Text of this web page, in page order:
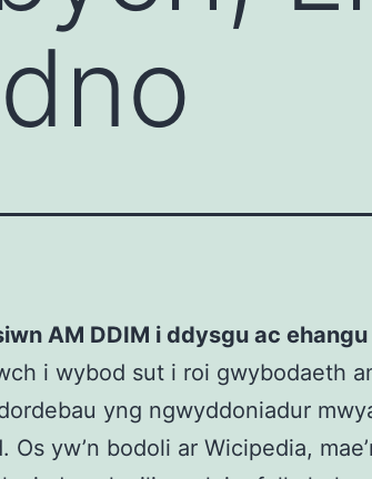
AM DDIM i ddysgu ac
i wybod sut i roi gwybodaeth
yng ngwyddoniadur
Os yw’n bodoli ar Wicipedia,